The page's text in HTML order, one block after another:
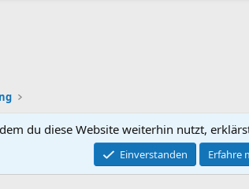
Community platform by XenForo © 2010-
du diese Website weiterhin nutzt,
Einverstanden Erfahre